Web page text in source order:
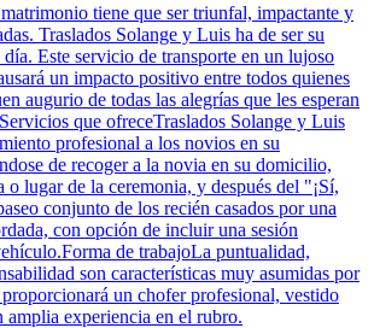
tiene que ser triunfal, impactante y
Traslados Solange y Luis ha de ser su
Este servicio de transporte en un lujoso
un impacto positivo entre todos quienes
augurio de todas las alegrías que les esperan
que ofreceTraslados Solange y Luis
profesional a los novios en su
de recoger a la novia en su domicilio,
o lugar de la ceremonia, y después del "¡Sí,
conjunto de los recién casados por una
con opción de incluir una sesión
de trabajoLa puntualidad,
son características muy asumidas por
proporcionará un chofer profesional, vestido
amplia experiencia en el rubro.